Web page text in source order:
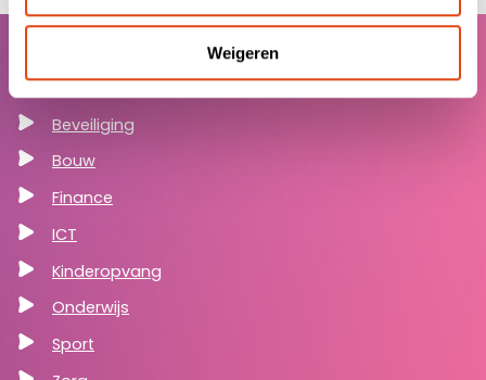
Weigeren
Beveiliging
Bouw
Finance
ICT
Kinderopvang
Onderwijs
Sport